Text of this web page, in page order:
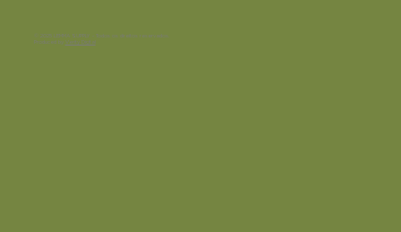
© 2025 LEMMA SUPPLY - Todos os direitos reservados.
Produced by
Verity Digital